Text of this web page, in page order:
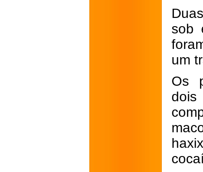
sob
um
Os